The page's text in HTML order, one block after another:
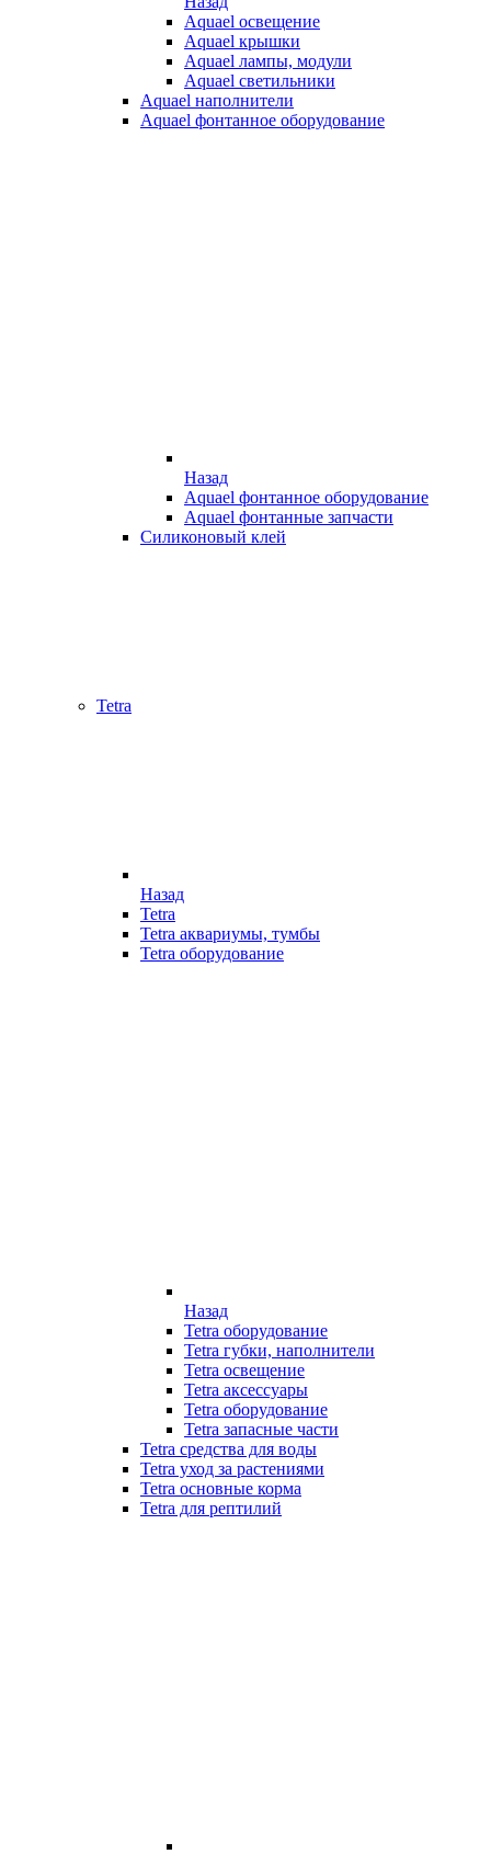
Aquael освещение
Aquael крышки
Aquael лампы, модули
Aquael светильники
Aquael наполнители
Aquael фонтанное оборудование
Назад
Aquael фонтанное оборудование
Aquael фонтанные запчасти
Силиконовый клей
Tetra
Назад
Tetra
Tetra аквариумы, тумбы
Tetra оборудование
Назад
Tetra оборудование
Tetra губки, наполнители
Tetra освещение
Tetra аксессуары
Tetra оборудование
Tetra запасные части
Tetra средства для воды
Tetra уход за растениями
Tetra основные корма
Tetra для рептилий